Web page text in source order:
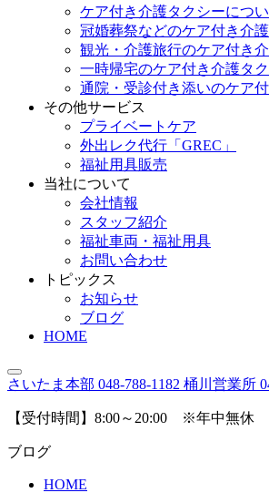
ケア付き介護タクシーにつ
冠婚葬祭などのケア付き介
観光・介護旅行のケア付き
一時帰宅のケア付き介護タ
通院・受診付き添いのケア
その他サービス
プライベートケア
外出レク代行「GREC」
福祉用具販売
当社について
会社情報
スタッフ紹介
福祉車両・福祉用具
お問い合わせ
トピックス
お知らせ
ブログ
HOME
さいたま本部 048-788-1182 桶川営業所
【受付時間】8:00～20:00 ※年中無休
ブログ
HOME